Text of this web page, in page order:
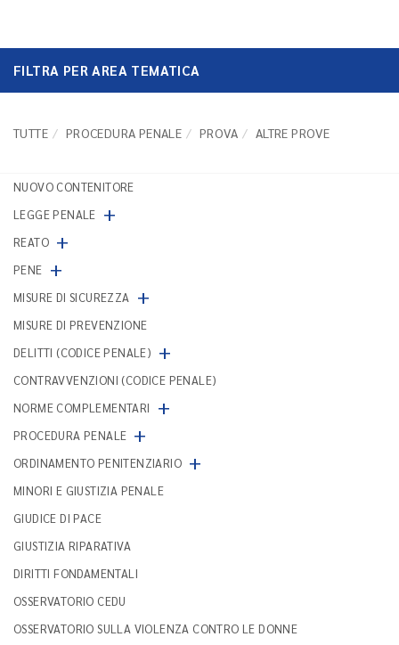
FILTRA PER AREA TEMATICA
TUTTE PROCEDURA PENALE PROVA ALTRE PROVE
NUOVO CONTENITORE
LEGGE PENALE +
REATO +
PENE +
MISURE DI SICUREZZA +
MISURE DI PREVENZIONE
DELITTI (CODICE PENALE) +
CONTRAVVENZIONI (CODICE PENALE)
NORME COMPLEMENTARI
+
PROCEDURA PENALE +
ORDINAMENTO PENITENZIARIO +
MINORI E GIUSTIZIA PENALE
GIUDICE DI PACE
GIUSTIZIA RIPARATIVA
DIRITTI FONDAMENTALI
OSSERVATORIO CEDU
OSSERVATORIO SULLA VIOLENZA CONTRO LE DONNE